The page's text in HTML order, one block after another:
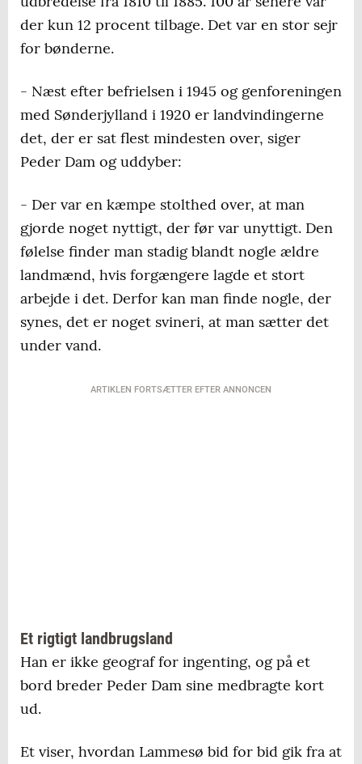
der kun 12 procent tilbage. Det var en stor sejr
for bønderne.
- Næst efter befrielsen i 1945 og genforeningen
med Sønderjylland i 1920 er landvindingerne
det, der er sat flest mindesten over, siger
Peder Dam og uddyber:
- Der var en kæmpe stolthed over, at man
gjorde noget nyttigt, der før var unyttigt. Den
følelse finder man stadig blandt nogle ældre
landmænd, hvis forgængere lagde et stort
arbejde i det. Derfor kan man finde nogle, der
synes, det er noget svineri, at man sætter det
under vand.
ARTIKLEN FORTSÆTTER EFTER ANNONCEN
Et rigtigt landbrugsland
Han er ikke geograf for ingenting, og på et
bord breder Peder Dam sine medbragte kort
ud.
Et viser, hvordan Lammesø bid for bid gik fra at